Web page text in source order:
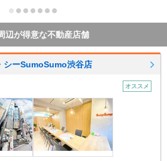
が得意な不動産店舗
シーSumoSumo渋谷店
オススメ